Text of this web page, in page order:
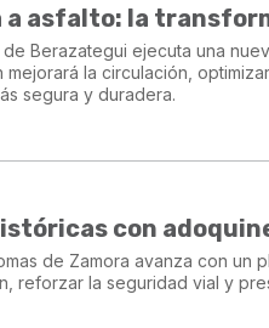
a asfalto: la
de Berazategui ejecuta una
mejorará la circulación,
segura y duradera.
con
de Zamora avanza con
reforzar la seguridad vial y